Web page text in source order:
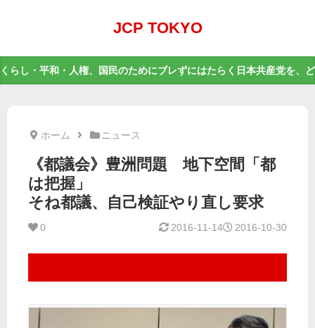
JCP TOKYO
くらし・平和・人権、国民のためにブレずにはたらく日本共産党を、
ホーム ニュース
《都議会》豊洲問題 地下空間「都
は把握」
そね都議、自己検証やり直し要求
0 2016-10-30
2016-11-14